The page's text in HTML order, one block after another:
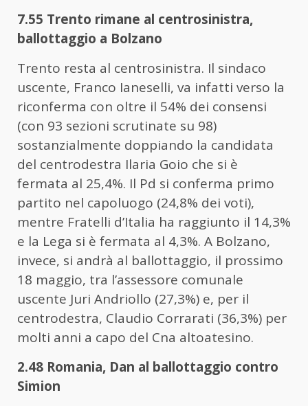
7.55 Trento rimane al centrosinistra,
ballottaggio a Bolzano
Trento resta al centrosinistra. Il sindaco
uscente, Franco Ianeselli, va infatti verso la
riconferma con oltre il 54% dei consensi
(con 93 sezioni scrutinate su 98)
sostanzialmente doppiando la candidata
del centrodestra Ilaria Goio che si è
fermata al 25,4%. Il Pd si conferma primo
partito nel capoluogo (24,8% dei voti),
mentre Fratelli d’Italia ha raggiunto il 14,3%
e la Lega si è fermata al 4,3%. A Bolzano,
invece, si andrà al ballottaggio, il prossimo
18 maggio, tra l’assessore comunale
uscente Juri Andriollo (27,3%) e, per il
centrodestra, Claudio Corrarati (36,3%) per
molti anni a capo del Cna altoatesino.
2.48 Romania, Dan al ballottaggio contro
Simion